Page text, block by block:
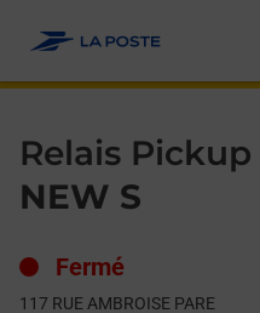
Relais Pickup
NEW S
Fermé
117 RUE AMBROISE PARE